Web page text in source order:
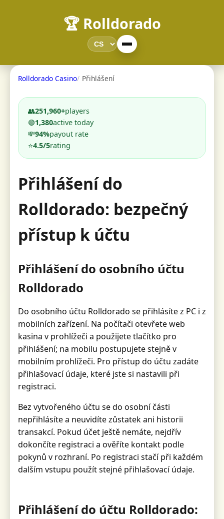
🏆 Rolldorado
Rolldorado Casino Přihlášení
👥251,960+players
🟢1,380active today
💸94%payout rate
⭐4.5/5rating
Přihlášení do
Rolldorado: bezpečný
přístup k účtu
Přihlášení do osobního účtu
Rolldorado
Do osobního účtu Rolldorado se přihlásíte z PC i z
mobilních zařízení. Na počítači otevřete web
kasina v prohlížeči a použijete tlačítko pro
přihlášení; na mobilu postupujete stejně v
mobilním prohlížeči. Pro přístup do účtu zadáte
přihlašovací údaje, které jste si nastavili při
registraci.
Bez vytvořeného účtu se do osobní části
nepřihlásíte a neuvidíte zůstatek ani historii
transakcí. Pokud účet ještě nemáte, nejdřív
dokončíte registraci a ověříte kontakt podle
pokynů v rozhraní. Po registraci stačí při každém
dalším vstupu použít stejné přihlašovací údaje.
Přihlášení do účtu Rolldorado: